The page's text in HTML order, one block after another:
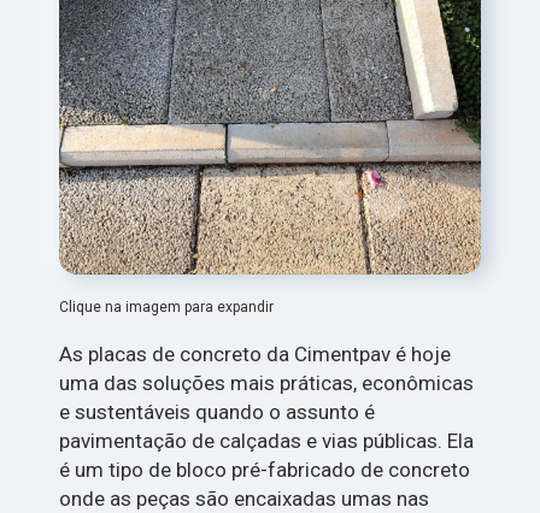
Clique na imagem para expandir
As placas de concreto da Cimentpav é hoje
uma das soluções mais práticas, econômicas
e sustentáveis quando o assunto é
pavimentação de calçadas e vias públicas. Ela
é um tipo de bloco pré-fabricado de concreto
onde as peças são encaixadas umas nas